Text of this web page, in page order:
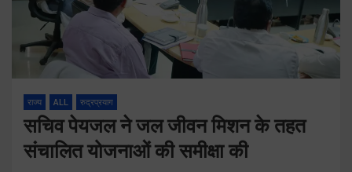
राज्य ALL रुद्रप्रयाग
सचिव पेयजल ने जल जीवन मिशन के तहत
संचालित योजनाओं की समीक्षा की